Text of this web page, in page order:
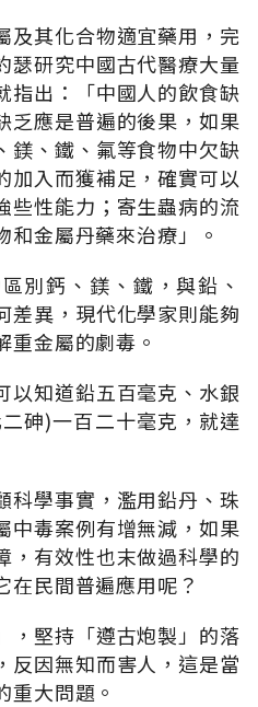
及其化合物適宜藥用，完
瑟研究中國古代醫療大量
指出：「中國人的飲食缺
乏應是普遍的後果，如果
鎂、鐵、氟等食物中欠缺
加入而獲補足，確實可以
些性能力；寄生蟲病的流
金屬丹藥來治療」。
別鈣、鎂、鐵，與鉛、
差異，現代化學家則能夠
重金屬的劇毒。
以知道鉛五百毫克、水銀
砷)一百二十毫克，就達
科學事實，濫用鉛丹、珠
中毒案例有增無減，如果
，有效性也末做過科學的
在民間普遍應用呢？
，堅持「遵古炮製」的落
反因無知而害人，這是當
重大問題。